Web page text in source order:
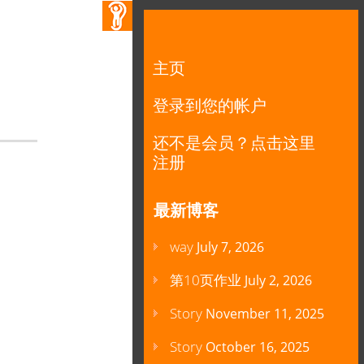
主页
登录到您的帐户
还不是会员？点击这里
注册
最新博客
way July 7, 2026
第10页作业 July 2, 2026
Story November 11, 2025
Story October 16, 2025